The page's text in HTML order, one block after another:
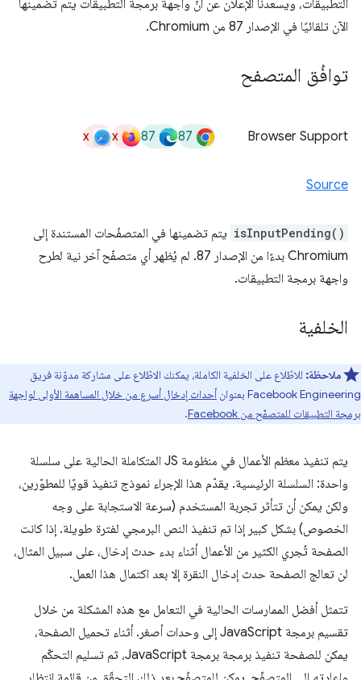
التطبيقات، ويسعدنا الإعلان عن أنّ واجهة برمجة التطبيقات يتم تضمينها
الآن تلقائيًا في الإصدار 87 من Chromium.
توافُق المتصفح
Browser Support
87
87
x
x
Source
isInputPending() يتم تضمينها في المتصفّحات المستندة إلى
Chromium بدءًا من الإصدار 87. لم يُظهر أي متصفّح آخر نية لطرح
واجهة برمجة التطبيقات.
الخلفية
ملاحظة: للاطّلاع على الخلفية الكاملة، يمكنك الاطّلاع على مشاركة مدوّنة فريق
Facebook Engineering بعنوان
أحداث إدخال أسرع من خلال المساهمة الأولى لواجهة
برمجة التطبيقات للمتصفّح من Facebook
.
يتم تنفيذ معظم الأعمال في منظومة JS المتكاملة الحالية على سلسلة
واحدة: السلسلة الرئيسية. يقدّم هذا الإجراء نموذج تنفيذ قويًا للمطوّرين،
ولكن يمكن أن تتأثر تجربة المستخدم (سرعة الاستجابة على وجه
الخصوص) بشكل كبير إذا تم تنفيذ النص البرمجي لفترة طويلة. إذا كانت
الصفحة تُجري الكثير من الأعمال أثناء بدء حدث إدخال، على سبيل المثال،
لن تعالج الصفحة حدث إدخال النقرة إلا بعد اكتمال هذا العمل.
تتمثل أفضل الممارسات الحالية في التعامل مع هذه المشكلة من خلال
تقسيم برمجة ‎JavaScript إلى وحدات أصغر. أثناء تحميل الصفحة،
يمكن للصفحة تنفيذ برمجة برمجة JavaScript، ثم تسليم التحكّم